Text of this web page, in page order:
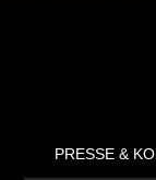
PRESSE &